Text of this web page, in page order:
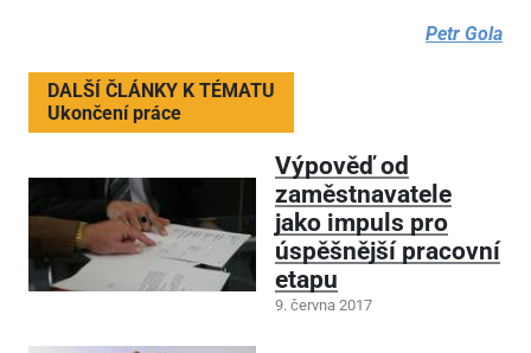
Petr Gola
DALŠÍ ČLÁNKY K TÉMATU
Ukončení práce
Výpověď od
zaměstnavatele
jako impuls pro
úspěšnější pracovní
etapu
9. června 2017